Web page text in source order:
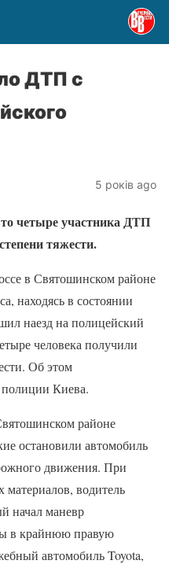
ДТП с
5 років ago
четыре участника ДТП
тяжести.
в Святошинском районе
находясь в состоянии
наезд на полицейский
человека получили
Об этом
полиции Киева.
районе
остановили автомобиль
движения. При
материалов, водитель
начал маневр
в крайнюю правую
автомобиль Toyota,